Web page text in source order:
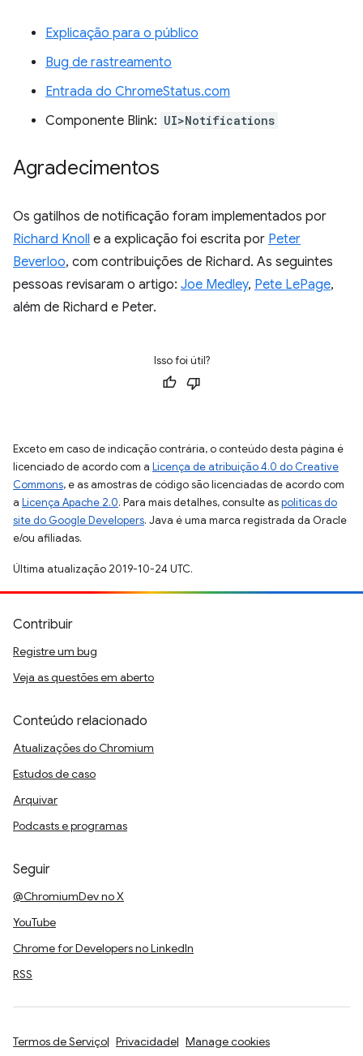
Explicação para o público
Bug de rastreamento
Entrada do ChromeStatus.com
Componente Blink: UI>Notifications
Agradecimentos
Os gatilhos de notificação foram implementados por
Richard Knoll e a explicação foi escrita por Peter
Beverloo, com contribuições de Richard. As seguintes
pessoas revisaram o artigo: Joe Medley, Pete LePage,
além de Richard e Peter.
Isso foi útil?
Exceto em caso de indicação contrária, o conteúdo desta página é
licenciado de acordo com a Licença de atribuição 4.0 do Creative
Commons, e as amostras de código são licenciadas de acordo com
a Licença Apache 2.0. Para mais detalhes, consulte aspolíticas do
site do Google Developers. Java é uma marca registrada da Oracle
e/ou afiliadas.
Última atualização 2019-10-24 UTC.
Contribuir
Registre um bug
Veja as questões em aberto
Conteúdo relacionado
Atualizações do Chromium
Estudos de caso
Arquivar
Podcasts e programas
Seguir
@ChromiumDev no X
YouTube
Chrome for Developers no LinkedIn
RSS
Termos de Serviço Privacidade Manage cookies